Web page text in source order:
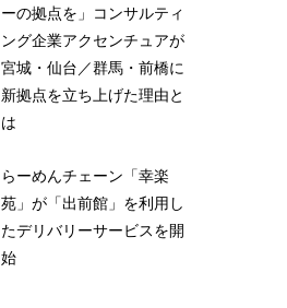
ーの拠点を」コンサルティ
ング企業アクセンチュアが
宮城・仙台／群馬・前橋に
新拠点を立ち上げた理由と
は
らーめんチェーン「幸楽
苑」が「出前館」を利用し
たデリバリーサービスを開
始